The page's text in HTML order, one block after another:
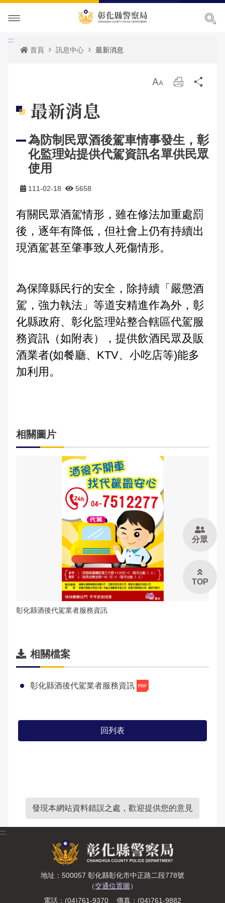
本局簡介
局長簡介
副局長簡介
歷任局長介紹
組織職掌
組織架構
業務職掌
所屬分局
所屬直屬隊
聯絡方式
優良榮耀
警察故事館
本館介紹及沿革
交通資訊
預約參訪
本局參訪須知
大事記
緊急連絡電話
各項宣導
活動訊息
人事公告
性侵高再犯公告
安全及衛生防護執行成果
公開徵信專區
警政爭議訊息澄清
請託關說登錄查察作業統計資料
申辦服務
申辦資訊
線上申辦
常見問題
相關法規
統計資訊
警政統計
應用統計分析專區
統計資料視覺化查詢專區
雙語詞彙
性別主流化專區
治安熱點
拾得遣失物專區
各分局分駐（派出）所服務據點
主題宣導
犯罪預防專區
犯罪預防
反詐騙專區
交通安全專區
彰化縣即時路況資訊服務網
測速照相地點
本縣易肇事路段
交通事故處理幫手
交通違規簡訊通報
防空避難專區
婦幼專區
婦幼安全警示地點
防制人口販運宣導專區
廉政指引
重大災害通報專區
民防召募專區
彰化縣擴大召募有志青年加入民防團隊
民意廣場
局長信箱
交通違規
警民交流留言板
影音出版品
活動相簿
影音多媒體
Youtube頻道
政府資訊公開
個人資料保護相關資料
偵查不公開專區
各類法規命令
施政計畫
業務統計
預算及決算書
補助公告專區
治安工作會報
網站導覽
雙語詞彙
常見問答
:::
首頁
訊息中心 最新消息
放 列
最新消息
為防制民眾酒後駕車情事發生，彰
化監理站提供代駕資訊名單供民眾
使用
111-02-18 5658
有關民眾酒駕情形，雖在修法加重處罰
後，逐年有降低，但社會上仍有持續出
現酒駕甚至肇事致人死傷情形。
為保障縣民行的安全，除持續「嚴懲酒
駕，強力執法」等道安精進作為外，彰
化縣政府、彰化監理站整合轄區代駕服
務資訊（如附表），提供飲酒民眾及販
酒業者(如餐廳、KTV、小吃店等)能多
加利用。
相關圖片
彰化縣酒後代駕業者服務資訊
相關檔案
彰化縣酒後代駕業者服務資訊
回列表
發現本網站資料錯誤之處，歡迎提供您的意見
:::
地址：500057 彰化縣彰化市中正路二段778號
（交通位置圖 ）
電話：(04)761-9370 傳真：(04)761-9882
分眾
TOP